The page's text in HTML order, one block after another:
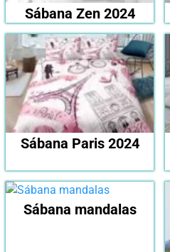
Sábana Zen 2024
Sábana Paris 2024
Sábana mandalas